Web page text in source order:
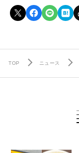
TOP ニュース